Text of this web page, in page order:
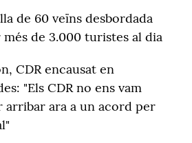
de 60 veïns desbordada
de 3.000 turistes al dia
CDR encausat en
"Els CDR no ens vam
ara a un acord per